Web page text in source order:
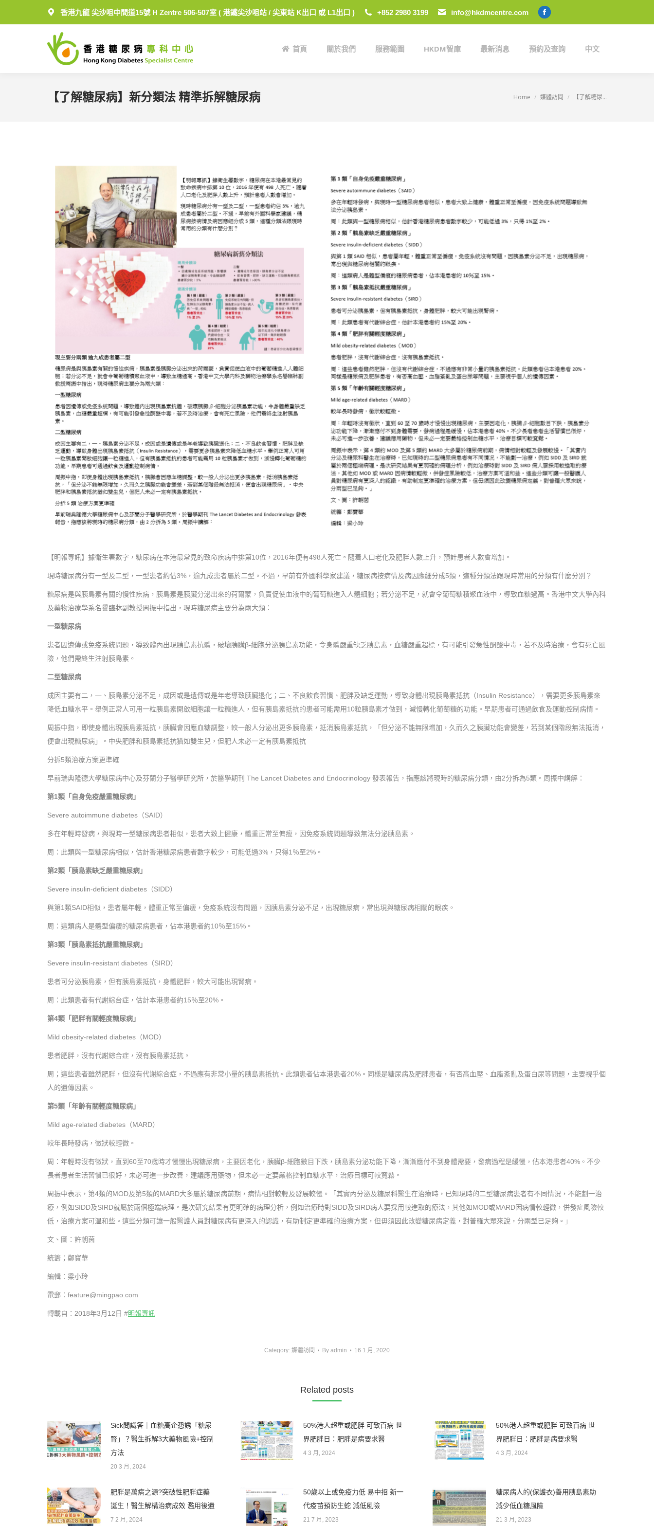
香港九龍 尖沙咀中間道15號 H Zentre 506-507室 ( 港鐵尖沙咀站 / 尖東站 K出口 或 L1出口 ) +852 2980 3199 info@hkdmcentre.com
Facebook
opens
首頁 關於我們 服務範圍 HKDM智庫 最新消息 預約及查詢 中文
【了解糖尿病】新分類法 精準拆解糖尿病 You are here:
Home 媒體訪問 【了解糖尿...
【明報專訊】據衛生署數字，糖尿病在本港最常見的致命疾病中排第10位，2016年便有498人死亡。隨着人口老化及肥胖人數上升，預計患者人數會增加。
現時糖尿病分有一型及二型，一型患者約佔3%，逾九成患者屬於二型。不過，早前有外國科學家建議，糖尿病按病情及病因應細分成5類，這種分類法跟現時常用的分類有什麼分別？
糖尿病是與胰島素有關的慢性疾病，胰島素是胰臟分泌出來的荷爾蒙，負責促使血液中的葡萄糖進入人體細胞；若分泌不足，就會令葡萄糖積聚血液中，導致血糖過高。香港中文大學內科
及藥物治療學系名譽臨牀副教授周振中指出，現時糖尿病主要分為兩大類：
一型糖尿病
患者因遺傳或免疫系統問題，導致體內出現胰島素抗體，破壞胰臟β-細胞分泌胰島素功能，令身體嚴重缺乏胰島素，血糖嚴重超標，有可能引發急性酮酸中毒，若不及時治療，會有死亡風
險，他們需終生注射胰島素。
二型糖尿病
成因主要有二，一、胰島素分泌不足，成因或是遺傳或是年老導致胰臟退化；二、不良飲食習慣、肥胖及缺乏運動，導致身體出現胰島素抵抗（Insulin Resistance），需要更多胰島素來
降低血糖水平。舉例正常人可用一粒胰島素開啟細胞讓一粒糖進人，但有胰島素抵抗的患者可能需用10粒胰島素才做到，減慢轉化葡萄糖的功能。早期患者可通過飲食及運動控制病情。
周振中指，即使身體出現胰島素抵抗，胰臟會因應血糖調整，較一般人分泌出更多胰島素，抵消胰島素抵抗，「但分泌不能無限增加，久而久之胰臟功能會變差，若到某個階段無法抵消，
便會出現糖尿病」。中央肥胖和胰島素抵抗猶如雙生兒，但肥人未必一定有胰島素抵抗
分拆5類治療方案更準確
早前瑞典隆德大學糖尿病中心及芬蘭分子醫學研究所，於醫學期刊 The Lancet Diabetes and Endocrinology 發表報告，指應該將現時的糖尿病分類，由2分拆為5類。周振中講解：
第1類「自身免疫嚴重糖尿病」
Severe autoimmune diabetes（SAID）
多在年輕時發病，與現時一型糖尿病患者相似，患者大致上健康，體重正常至偏瘦，因免疫系統問題導致無法分泌胰島素。
周：此類與一型糖尿病相似，估計香港糖尿病患者數字較少，可能低過3%，只得1％至2%。
第2類「胰島素缺乏嚴重糖尿病」
Severe insulin-deficient diabetes（SIDD）
與第1類SAID相似，患者屬年輕，體重正常至偏瘦，免疫系統沒有問題，因胰島素分泌不足，出現糖尿病，常出現與糖尿病相關的眼疾。
周：這類病人是體型偏瘦的糖尿病患者，佔本港患者約10％至15%。
第3類「胰島素抵抗嚴重糖尿病」
Severe insulin-resistant diabetes（SIRD）
患者可分泌胰島素，但有胰島素抵抗，身體肥胖，較大可能出現腎病。
周：此類患者有代謝綜台症，估計本港患者約15％至20%。
第4類「肥胖有關輕度糖尿病」
Mild obesity-related diabetes（MOD）
患者肥胖，沒有代謝綜合症，沒有胰島素抵抗。
周；這些患者雖然肥胖，但沒有代謝綜合症，不過應有非常小量的胰島素抵抗。此類患者佔本港患者20%。同樣是糖尿病及肥胖患者，有否高血壓、血脂紊亂及蛋白尿等問題，主要視乎個
人的遺傳因素。
第5類「年齡有關輕度糖尿病」
Mild age-related diabetes（MARD）
較年長時發病，徵狀較輕微。
周：年輕時沒有徵狀，直到60至70歲時才慢慢出現糖尿病，主要因老化，胰臟β-細胞數目下跌，胰島素分泌功能下降，漸漸應付不到身體需要，發病過程是緩慢，佔本港患者40%。不少
長者患者生活習慣已很好，未必可進一步改善，建議應用藥物，但未必一定要嚴格控制血糖水平，治療目標可較寬鬆。
周振中表示，第4類的MOD及第5類的MARD大多屬於糖尿病前期，病情相對較輕及發展較慢。「其實內分泌及糖尿科醫生在治療時，已知現時的二型糖尿病患者有不同情況，不能劃一治
療，例如SIDD及SIRD就屬於兩個極端病理。是次研究結果有更明確的病理分析，例如治療時對SIDD及SIRD病人要採用較進取的療法，其他如MOD或MARD因病情較輕微，併發症風險較
低，治療方案可溫和些。這些分類可讓一般醫護人員對糖尿病有更深入的認識，有助制定更準確的治療方案，但毋須因此改變糖尿病定義，對普羅大眾來說，分兩型已足夠。」
文、圖：許朝茵
統籌；鄭寶華
編輯：梁小玲
電郵：feature@mingpao.com
轉載自：2018年3月12日 #明報專訊
Category: 媒體訪問 By admin 16 1 月, 2020
Related posts
Sick問識答｜血糖高企恐誘「糖尿
腎」？醫生拆解3大藥物風險+控制
方法
20 3 月, 2024
50%港人超重或肥胖 可致百病 世
界肥胖日：肥胖是病要求醫
4 3 月, 2024
50%港人超重或肥胖 可致百病 世
界肥胖日：肥胖是病要求醫
4 3 月, 2024
肥胖是萬病之源?突破性肥胖症藥
誕生！醫生解構治病成效 濫用後遺
7 2 月, 2024
50歲以上或免疫力低 易中招 新一
代疫苗預防生蛇 減低風險
21 7 月, 2023
糖尿病人的(保護衣)善用胰島素助
減少低血糖風險
21 3 月, 2023
首頁 關於我們 服務範圍 HKDM智庫 最新消息 預約及查詢